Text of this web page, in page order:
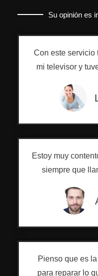
Su opinión es
Con este servicio
mi televisor y
Estoy muy
siempre que
Pienso que es
para reparar lo